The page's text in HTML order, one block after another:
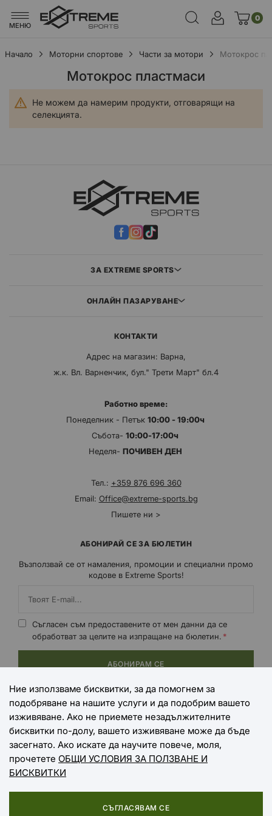
МЕНЮ
0
Начало Моторни спортове Части за мотори Мотокрос
Мотокрос пластмаси
Не можем да намерим продукти, отговарящи на
селекцията.
ЗА EXTREME SPORTS
ОНЛАЙН ПАЗАРУВАНЕ
КОНТАКТИ
Адрес на магазин: Варна,
ж.к. Вл. Варненчик, бул." Трети Март" бл.4
Работно време:
Понеделник - Петък 10:00 - 19:00ч
Събота- 10:00-17:00ч
Неделя- ПОЧИВЕН ДЕН
Тел.: +359 876 696 360
Email: Office@extreme-sports.bg
Пишете ни >
АБОНИРАЙ СЕ ЗА БЮЛЕТИН
Възползвай се от намаления, промоции и специални промо
кодове в Extreme Sports!
Съгласен съм предоставените от мен данни да се
обработват за целите на изпращане на бюлетин.
АБОНИРАМ СЕ
НАЧИНИ НА ПЛАЩАНЕ
НАЧИНИ НА ДОСТАВКА
Ние използваме бисквитки, за да помогнем за
подобряване на нашите услуги и да подобрим вашето
изживяване. Ако не приемете незадължителните
бисквитки по-долу, вашето изживяване може да бъде
засегнато. Ако искате да научите повече, моля,
прочетете ОБЩИ УСЛОВИЯ ЗА ПОЛЗВАНЕ И
БИСКВИТКИ
СЪГЛАСЯВАМ СЕ